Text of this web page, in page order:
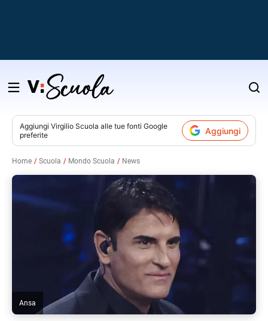
Salta
contenuto
Aggiungi Virgilio Scuola alle tue fonti Google
preferite
Aggiungi
Home Scuola Mondo Scuola News
Ansa